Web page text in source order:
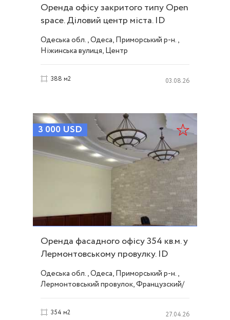
Оренда офісу закритого типу Open
space. Діловий центр міста. ID
52829
Одеська обл., Одеса, Приморський р-н.,
Ніжинська вулиця, Центр
388 м2 03.08.26
3 000 USD
Оренда фасадного офісу 354 кв.м. у
Лермонтовському провулку. ID
54118
Одеська обл., Одеса, Приморський р-н.,
Лермонтовський провулок, Французский/
354 м2 27.04.26